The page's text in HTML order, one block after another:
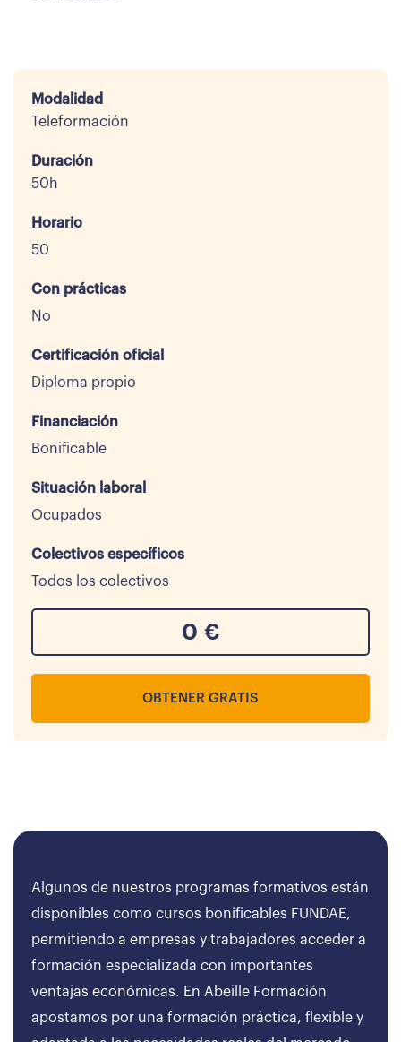
Modalidad
Teleformación
Duración
50h
Horario
50
Con prácticas
No
Certificación oficial
Diploma propio
Financiación
Bonificable
Situación laboral
Ocupados
Colectivos específicos
Todos los colectivos
0 €
OBTENER GRATIS
Algunos de nuestros programas formativos están
disponibles como cursos bonificables FUNDAE,
permitiendo a empresas y trabajadores acceder a
formación especializada con importantes
ventajas económicas. En Abeille Formación
apostamos por una formación práctica, flexible y